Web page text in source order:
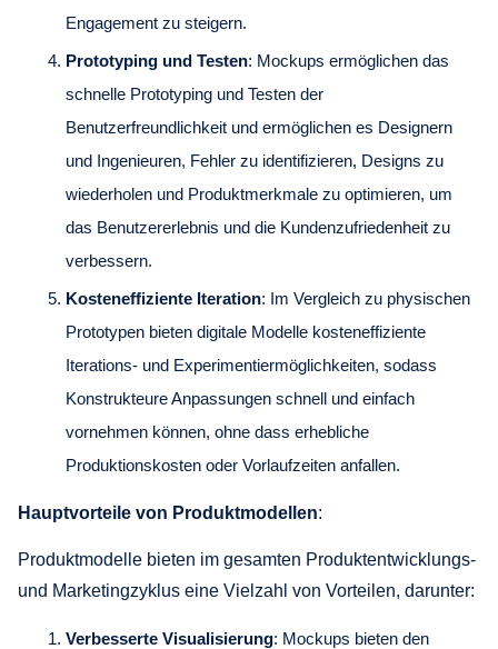
Engagement zu steigern.
Prototyping und Testen: Mockups ermöglichen das
schnelle Prototyping und Testen der
Benutzerfreundlichkeit und ermöglichen es Designern
und Ingenieuren, Fehler zu identifizieren, Designs zu
wiederholen und Produktmerkmale zu optimieren, um
das Benutzererlebnis und die Kundenzufriedenheit zu
verbessern.
Kosteneffiziente Iteration: Im Vergleich zu physischen
Prototypen bieten digitale Modelle kosteneffiziente
Iterations- und Experimentiermöglichkeiten, sodass
Konstrukteure Anpassungen schnell und einfach
vornehmen können, ohne dass erhebliche
Produktionskosten oder Vorlaufzeiten anfallen.
Hauptvorteile von Produktmodellen:
Produktmodelle bieten im gesamten Produktentwicklungs-
und Marketingzyklus eine Vielzahl von Vorteilen, darunter:
Verbesserte Visualisierung: Mockups bieten den